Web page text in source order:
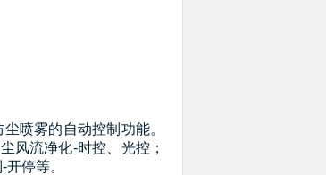
喷雾的自动控制功能。
风流净化-时控、光控；
停等。